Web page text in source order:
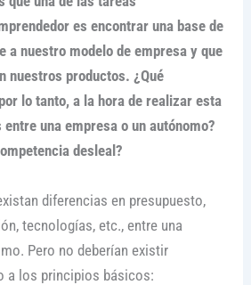
es encontrar una base de
a nuestro modelo de empresa y que
nuestros productos. ¿Qué
lo tanto, a la hora de realizar esta
una empresa o un autónomo?
desleal?
diferencias en presupuesto,
tecnologías, etc., entre una
Pero no deberían existir
a los principios básicos: